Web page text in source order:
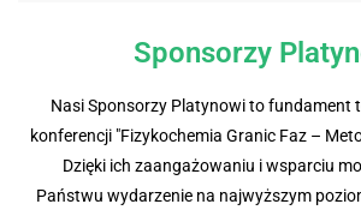
Sponsorzy
Nasi Sponsorzy Platynowi to fundament
konferencji "Fizykochemia Granic Faz –
Dzięki ich zaangażowaniu i wsparciu
Państwu wydarzenie na najwyższym